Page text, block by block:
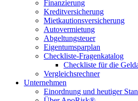
Finanzierung
Kreditversicherung
Mietkautionsversicherung
Autovermietung
Abgeltungsteuer
Eigentumsparplan
Checkliste-Fragenkatalog
Checkliste für die
Vergleichsrechner
Unternehmen
Einordnung und heutiger